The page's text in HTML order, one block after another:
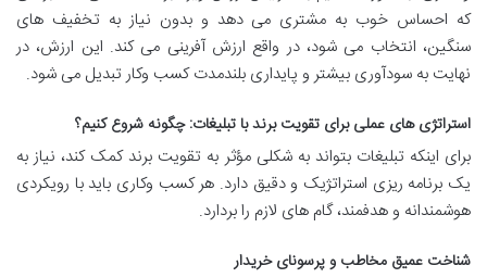
که احساس خوب به مشتری می دهد و بدون نیاز به تخفیف های
سنگین، انتخاب می شود، در واقع ارزش آفرینی می کند. این ارزش، در
نهایت به سودآوری بیشتر و پایداری بلندمدت کسب وکار تبدیل می شود.
استراتژی های عملی برای تقویت برند با تبلیغات: چگونه شروع کنیم؟
برای اینکه تبلیغات بتواند به شکلی مؤثر به تقویت برند کمک کند، نیاز به
یک برنامه ریزی استراتژیک و دقیق دارد. هر کسب وکاری باید با رویکردی
هوشمندانه و هدفمند، گام های لازم را بردارد.
شناخت عمیق مخاطب و پرسونای خریدار